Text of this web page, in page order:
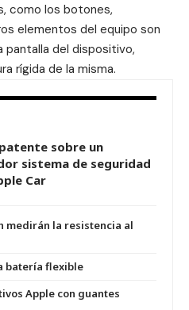
como los botones,
elementos del equipo son
pantalla del dispositivo,
rígida de la misma.
sobre un
sistema de seguridad
Car
medirán la resistencia al
batería flexible
Apple con guantes